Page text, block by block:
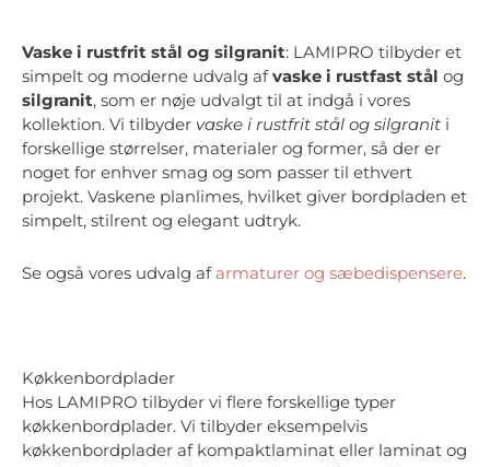
Vaske i rustfrit stål og silgranit: LAMIPRO tilbyder et
simpelt og moderne udvalg afvaske i rustfast stål og
silgranit, som er nøje udvalgt til at indgå i vores
kollektion. Vi tilbyder vaske i rustfrit stål og silgranit i
forskellige størrelser, materialer og former, så der er
noget for enhver smag og som passer til ethvert
projekt. Vaskene planlimes, hvilket giver bordpladen et
simpelt, stilrent og elegant udtryk.
Se også vores udvalg af armaturer og sæbedispensere.
Køkkenbordplader
Hos LAMIPRO tilbyder vi flere forskellige typer
køkkenbordplader. Vi tilbyder eksempelvis
køkkenbordplader af kompaktlaminat eller laminat og